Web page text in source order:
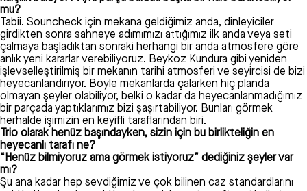
mu?
Tabii. Souncheck için mekana geldiğimiz anda, dinleyiciler
girdikten sonra sahneye adımımızı attığımız ilk anda veya seti
çalmaya başladıktan sonraki herhangi bir anda atmosfere göre
anlık yeni kararlar verebiliyoruz. Beykoz Kundura gibi yeniden
işlevselleştirilmiş bir mekanın tarihi atmosferi ve seyircisi de bizi
heyecanlandırıyor. Böyle mekanlarda çalarken hiç planda
olmayan şeyler olabiliyor, belki o kadar da heyecanlanmadığımız
bir parçada yaptıklarımız bizi şaşırtabiliyor. Bunları görmek
herhalde işimizin en keyifli taraflarından biri.
Trio olarak henüz başındayken, sizin için bu birlikteliğin en
heyecanlı tarafı ne?
“Henüz bilmiyoruz ama görmek istiyoruz” dediğiniz şeyler var
mı?
Şu ana kadar hep sevdiğimiz ve çok bilinen caz standardlarını